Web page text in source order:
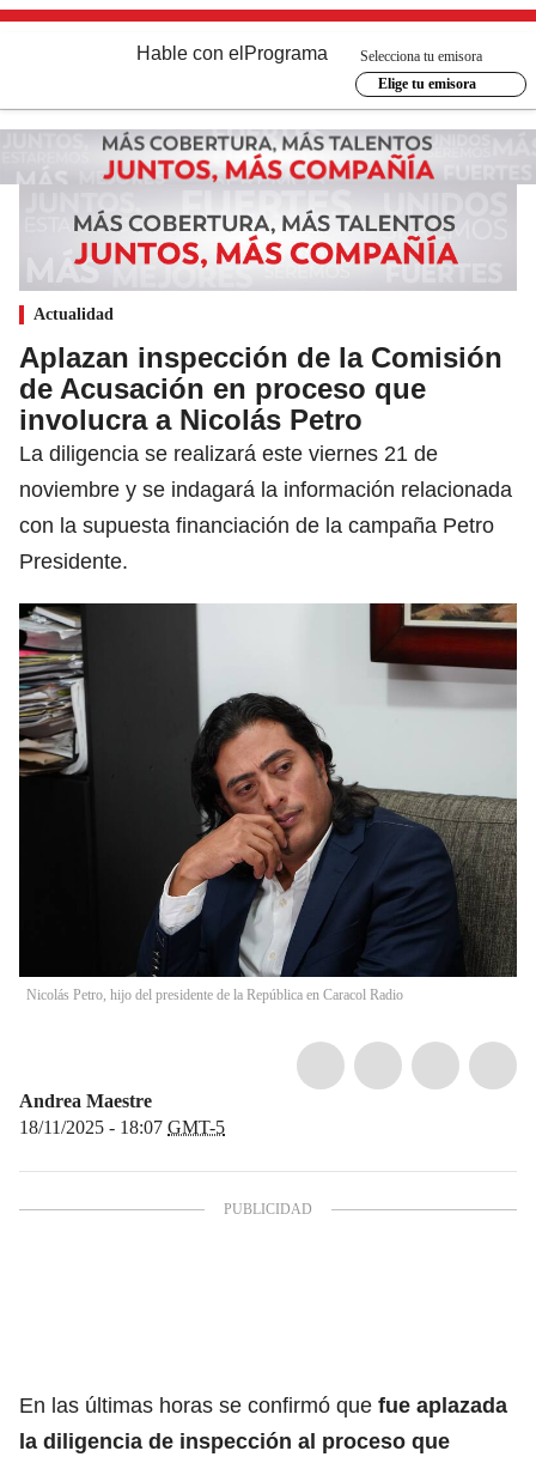
Hable con el Programa
Selecciona tu emisora
Elige tu emisora
Actualidad
Aplazan inspección de la Comisión
de Acusación en proceso que
involucra a Nicolás Petro
La diligencia se realizará este viernes 21 de
noviembre y se indagará la información relacionada
con la supuesta financiación de la campaña Petro
Presidente.
Nicolás Petro, hijo del presidente de la República en Caracol Radio
Andrea Maestre
18/11/2025 - 18:07 GMT-5
En las últimas horas se confirmó que fue aplazada
la diligencia de inspección al proceso que